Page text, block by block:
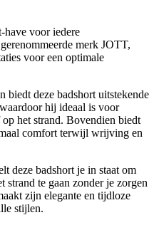
have voor iedere
merk JOTT,
voor een optimale
biedt deze badshort uitstekende
hij ideaal is voor
het strand. Bovendien biedt
comfort terwijl wrijving en
deze badshort je in staat om
strand te gaan zonder je zorgen
zijn elegante en tijdloze
stijlen.